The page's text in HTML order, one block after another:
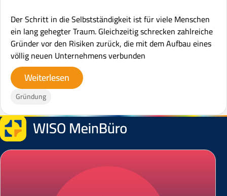
Der Schritt in die Selbstständigkeit ist für viele Menschen
ein lang gehegter Traum. Gleichzeitig schrecken zahlreiche
Gründer vor den Risiken zurück, die mit dem Aufbau eines
völlig neuen Unternehmens verbunden
Weiterlesen
Gründung